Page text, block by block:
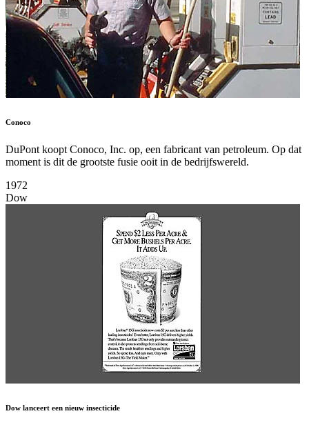
Conoco
DuPont koopt Conoco, Inc. op, een fabricant van petroleum. Op dat
moment is dit de grootste fusie ooit in de bedrijfswereld.
1972
Dow
Dow lanceert een nieuw insecticide